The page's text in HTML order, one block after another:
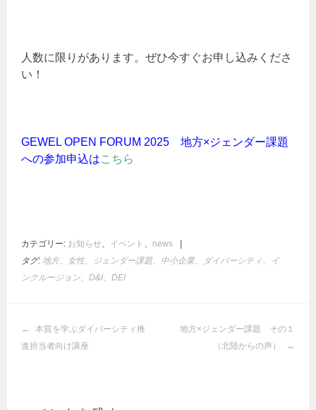
人数に限りがあります。ぜひ今すぐお申し込みくださ
い！
GEWEL OPEN FORUM 2025 地方×ジェンダー課題
への参加申込はこちら
カテゴリー: お知らせ、 イベント 、 news
タグ:地方、女性、ジェンダー課題、中小企業、ダイバーシティ、イ
ンクルージョン、D&I、DEI
投
稿
本質を学ぶダイバーシティ推
進担当者向け講座
地方×ジェンダー課題 その１
（北陸からの声）